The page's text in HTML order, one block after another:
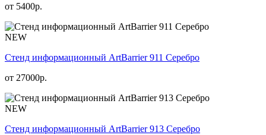
от 5400р.
NEW
Стенд информационный АrtBarrier 911 Серебро
от 27000р.
NEW
Стенд информационный АrtBarrier 913 Серебро